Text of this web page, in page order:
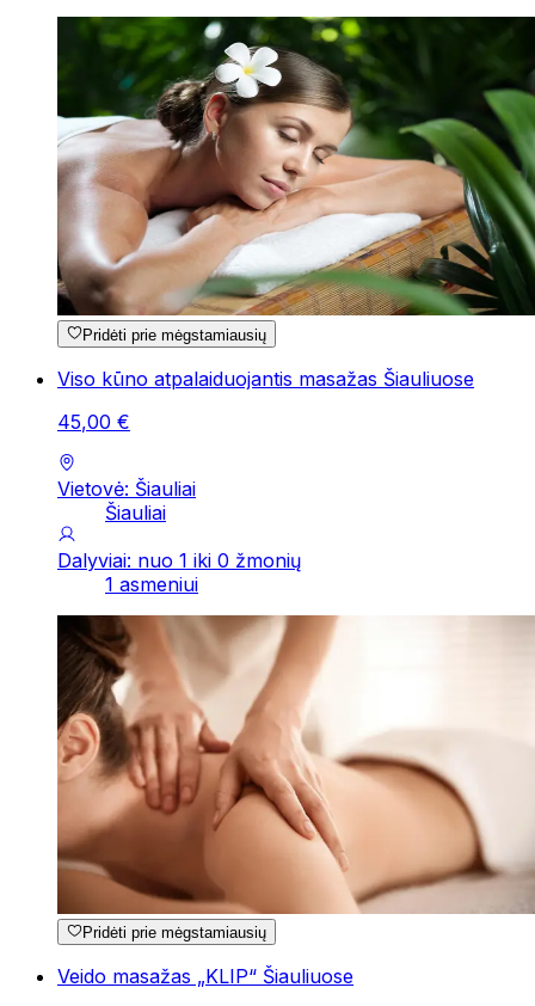
Pridėti prie mėgstamiausių
Viso kūno atpalaiduojantis masažas Šiauliuose
45,00 €
Vietovė: Šiauliai
Šiauliai
Dalyviai: nuo 1 iki 0 žmonių
1 asmeniui
Pridėti prie mėgstamiausių
Veido masažas „KLIP“ Šiauliuose